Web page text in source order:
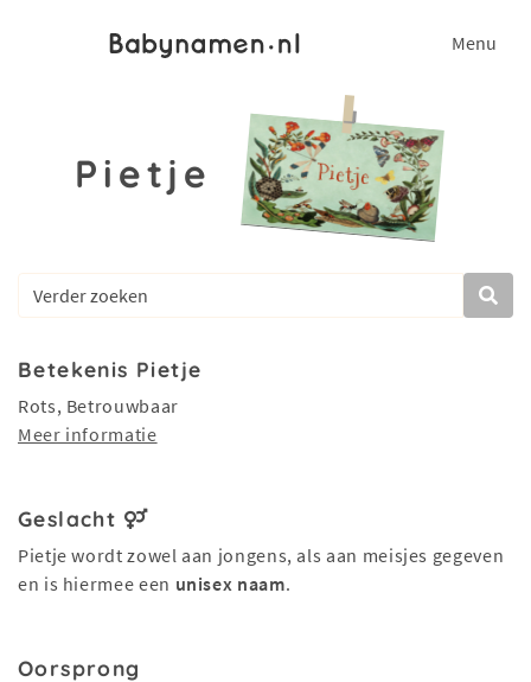
Menu
Pietje
Betekenis Pietje
Rots, Betrouwbaar
Meer informatie
Geslacht
Pietje wordt zowel aan jongens, als aan meisjes gegeven
en is hiermee een unisex naam.
Oorsprong